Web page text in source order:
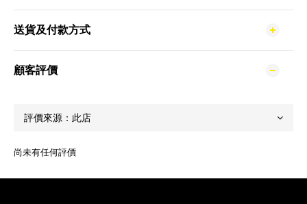
送貨及付款方式
顧客評價
尚未有任何評價